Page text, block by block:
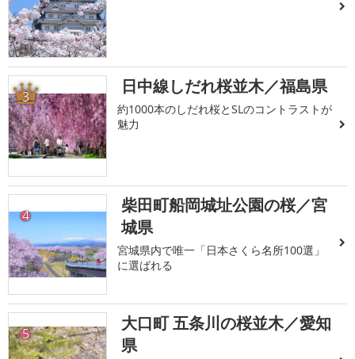
3 日中線しだれ桜並木／福島県
約1000本のしだれ桜とSLのコントラストが
魅力
4
柴田町船岡城址公園の桜／宮
城県
宮城県内で唯一「日本さくら名所100選」
に選ばれる
5
大口町 五条川の桜並木／愛知
県